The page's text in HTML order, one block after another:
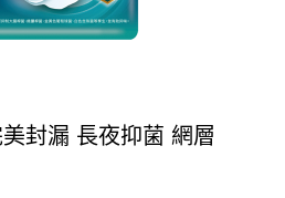
美封漏 長夜抑菌 網層